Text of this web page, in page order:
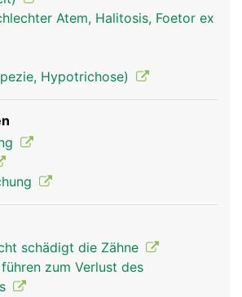
in die Zahnhöhle
ist nicht mit dem
sondern erst mit der
wodurch sich im
eine natürliche
bildet, die normalerweise
drei Millimeter tief ist.
Atem, Halitosis, Foetor ex
Hypotrichose)
schädigt die Zähne
zum Verlust des